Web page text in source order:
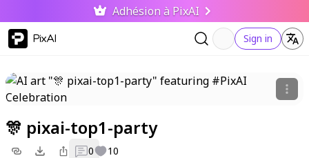
Adhésion à PixAI
PixAI Sign in
🎊 pixai-top1-party
0 10